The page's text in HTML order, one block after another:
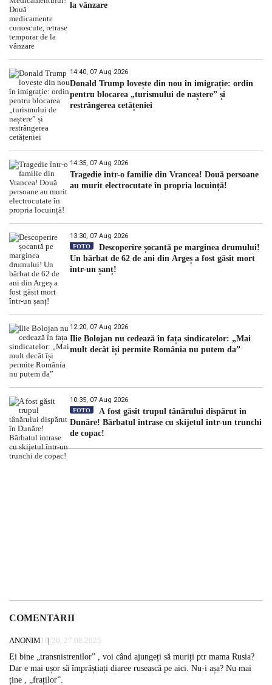
la vânzare
14:40, 07 Aug 2026
Donald Trump lovește din nou în imigrație: ordin
pentru blocarea „turismului de naștere” și
restrângerea cetățeniei
14:35, 07 Aug 2026
Tragedie într-o familie din Vrancea! Două persoane
au murit electrocutate în propria locuință!
13:30, 07 Aug 2026
FOTO
Descoperire șocantă pe marginea drumului!
Un bărbat de 62 de ani din Argeș a fost găsit mort
într-un șanț!
12:20, 07 Aug 2026
Ilie Bolojan nu cedează în fața sindicatelor: „Mai
mult decât își permite România nu putem da”
10:35, 07 Aug 2026
FOTO
A fost găsit trupul tânărului dispărut în
Dunăre! Bărbatul intrase cu skijetul într-un trunchi
de copac!
COMENTARII
ANONIM 10:20, 27.08.2025
Ei bine „transnistrenilor” , voi când ajungeți să muriți ptr mama Rusia?
Dar e mai ușor să împrăștiați diaree rusească pe aici. Nu-i așa? Nu mai
ține , „fraților”.